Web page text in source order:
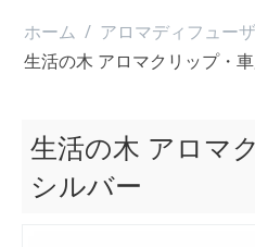
ホーム / アロマディフュー
生活の木 アロマクリップ・
生活の木 アロマ
シルバー